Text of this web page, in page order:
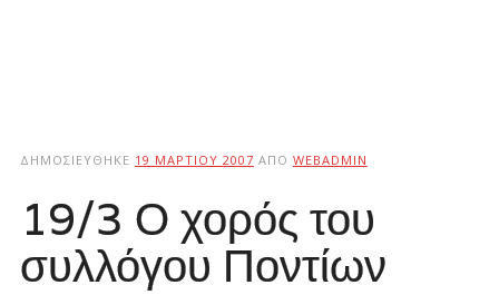
ΔΗΜΟΣΙΕΎΘΗΚΕ 19 ΜΑΡΤΊΟΥ 2007 ΑΠΌ WEBADMIN
19/3 Ο χορός του
συλλόγου Ποντίων